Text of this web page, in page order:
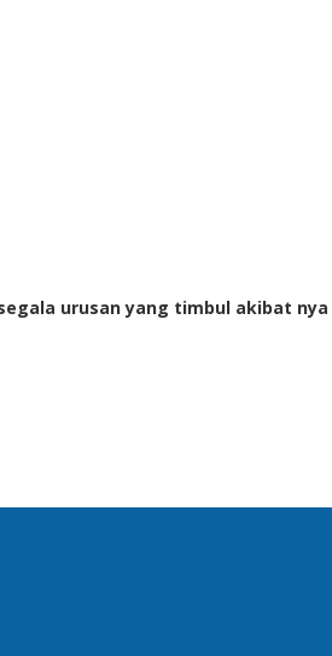
urusan yang timbul akibat